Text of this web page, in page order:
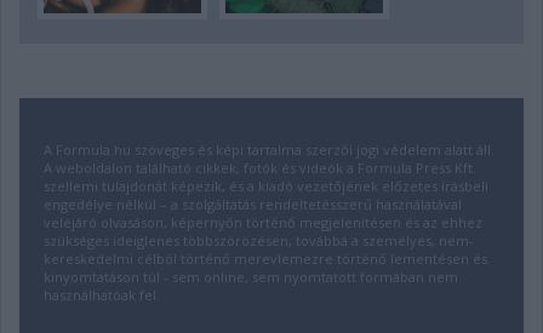
A Formula.hu szöveges és képi tartalma szerzői jogi védelem alatt áll.
A weboldalon található cikkek, fotók és videók a Formula Press Kft.
szellemi tulajdonát képezik, és a kiadó vezetőjének előzetes írásbeli
engedélye nélkül – a szolgáltatás rendeltetésszerű használatával
velejáró olvasáson, képernyőn történő megjelenítésen és az ehhez
szükséges ideiglenes többszörözésen, továbbá a személyes, nem-
kereskedelmi célból történő merevlemezre történő lementésen és
kinyomtatáson túl - sem online, sem nyomtatott formában nem
használhatóak fel.